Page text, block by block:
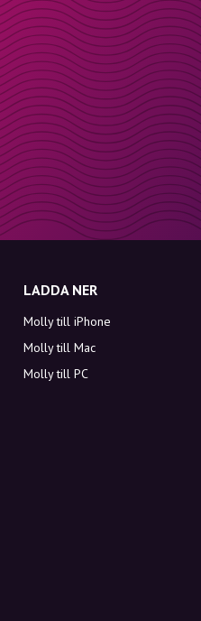
LADDA NER
Molly till iPhone
Molly till Mac
Molly till PC